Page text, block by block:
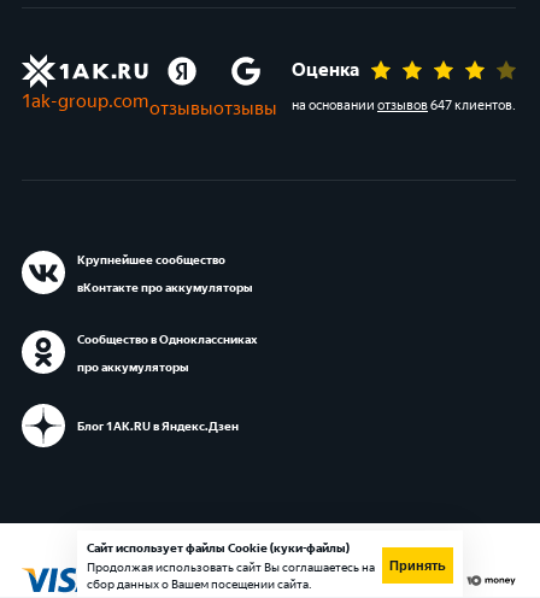
Сайт использует файлы Cookie (куки-файлы)
Продолжая использовать сайт Вы соглашаетесь на
сбор данных о Вашем посещении сайта.
Принять
1ak-group.comотзывыотзывы
Оценка
на основании отзывов647 клиентов.
Крупнейшее сообщество
вКонтакте про аккумуляторы
Сообщество в Одноклассниках
про аккумуляторы
Блог 1АК.RU в Яндекс.Дзен